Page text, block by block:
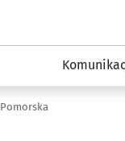
Pomorska